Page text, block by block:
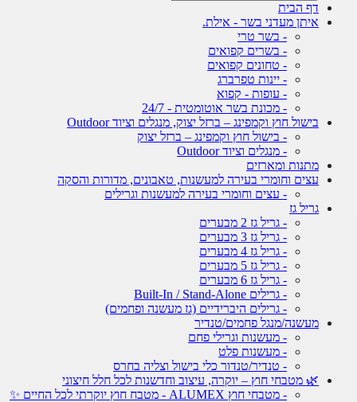
דף הבית
איתן מעדני בשר - אילת.
- בשר טרי
- בשרים קפואים
- טחונים קפואים
- יינות טפרברג
- עופות - קפוא
- מכונת בשר אוטומטית - 24/7
בישול חוץ וקמפינג – ברזל יצוק, מנגלים וציוד Outdoor
- בישול חוץ וקמפינג – ברזל יצוק
- מנגלים וציוד Outdoor
מתנות ומארזים
עצים וחומרי בעירה למעשנות, טאבונים, מדורות והסקה
- עצים וחומרי בעירה למעשנות וגרילים
גריל גז
- גריל גז 2 מבערים
- גריל גז 3 מבערים
- גריל גז 4 מבערים
- גריל גז 5 מבערים
- גריל גז 6 מבערים
- גרילים Built-In / Stand-Alone
- גרילים היברידיים (גז מעשנה ופחמים)
מעשנה/מנגל פחמים/טנדיר
- מעשנות וגרילי פחם
- מעשנות פלט
- טנדיר/טנדור כלי בישול וצליה בחרס
🌿 מטבחי חוץ – יוקרה, עיצוב וחדשנות לכל חלל חיצוני
- מטבחי חוץ ALUMEX - מטבח חוץ יוקרתי לכל החיים ✨